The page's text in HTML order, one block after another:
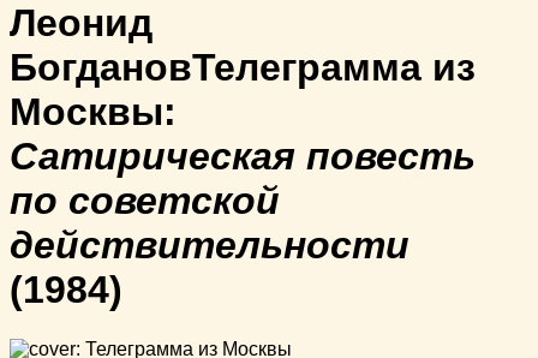
Леонид
БогдановТелеграмма из
Москвы:
Сатирическая повесть
по советской
действительности
(1984)